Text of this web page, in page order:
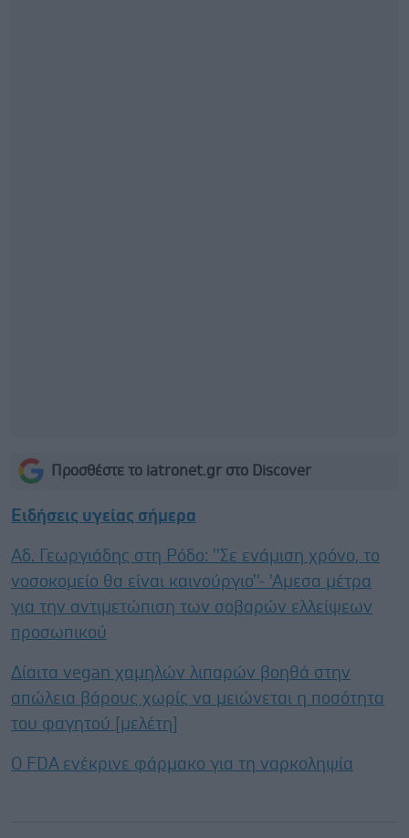
Προσθέστε το iatronet.gr στο Discover
Ειδήσεις υγείας σήμερα
Αδ. Γεωργιάδης στη Ρόδο: ''Σε ενάμιση χρόνο, το
νοσοκομείο θα είναι καινούργιο''- 'Αμεσα μέτρα
για την αντιμετώπιση των σοβαρών ελλείψεων
προσωπικού
Δίαιτα vegan χαμηλών λιπαρών βοηθά στην
απώλεια βάρους χωρίς να μειώνεται η ποσότητα
του φαγητού [μελέτη]
Ο FDA ενέκρινε φάρμακο για τη ναρκοληψία